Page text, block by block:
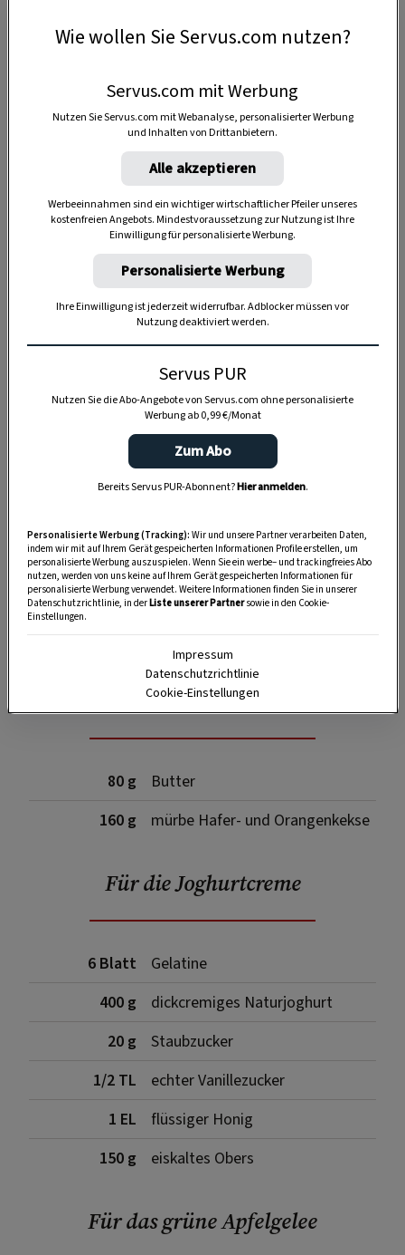
Anzeige
Für den Tortenboden
80 g
Butter
160 g
mürbe Hafer- und Orangenkekse
Für die Joghurtcreme
6 Blatt
Gelatine
400 g
dickcremiges Naturjoghurt
20 g
Staubzucker
1/2 TL
echter Vanillezucker
1 EL
flüssiger Honig
150 g
eiskaltes Obers
Für das grüne Apfelgelee
Wie wollen Sie Servus.com nutzen?
Servus.com mit Werbung
Nutzen Sie Servus.com mit Webanalyse, personalisierter Werbung
und Inhalten von Drittanbietern.
Alle akzeptieren
Werbeeinnahmen sind ein wichtiger wirtschaftlicher Pfeiler unseres
kostenfreien Angebots. Mindestvoraussetzung zur Nutzung ist Ihre
Einwilligung für personalisierte Werbung.
Personalisierte Werbung
Ihre Einwilligung ist jederzeit widerrufbar. Adblocker müssen vor
Nutzung deaktiviert werden.
Servus PUR
Nutzen Sie die Abo-Angebote von Servus.com ohne personalisierte
Werbung ab 0,99 €/Monat
Zum Abo
Bereits Servus PUR-Abonnent?Hier anmelden.
Personalisierte Werbung (Tracking): Wir und unsere Partner verarbeiten Daten,
indem wir mit auf Ihrem Gerät gespeicherten Informationen Profile erstellen, um
personalisierte Werbung auszuspielen. Wenn Sie ein werbe– und trackingfreies Abo
nutzen, werden von uns keine auf Ihrem Gerät gespeicherten Informationen für
personalisierte Werbung verwendet. Weitere Informationen finden Sie in unserer
Datenschutzrichtlinie, in derListe unserer Partnersowie in den Cookie-
Einstellungen.
Impressum
Datenschutzrichtlinie
Cookie-Einstellungen